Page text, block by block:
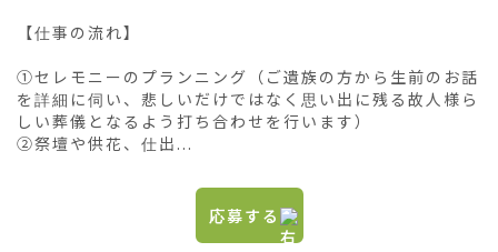
【仕事の流れ】
①セレモニーのプランニング（ご遺族の方から生前のお話
を詳細に伺い、悲しいだけではなく思い出に残る故人様ら
しい葬儀となるよう打ち合わせを行います）
②祭壇や供花、仕出...
応募する